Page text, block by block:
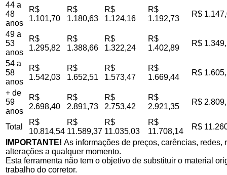
44 a
48
anos
R$
1.101,70
R$
1.180,63
R$
1.124,16
R$
1.192,73
R$
49 a
53
anos
R$
1.295,82
R$
1.388,66
R$
1.322,24
R$
1.402,89
R$
54 a
58
anos
R$
1.542,03
R$
1.652,51
R$
1.573,47
R$
1.669,44
R$
+ de
59
anos
R$
2.698,40
R$
2.891,73
R$
2.753,42
R$
2.921,35
R$
Total
R$
10.814,54
R$
11.589,37
R$
11.035,03
R$
11.708,14
R$
IMPORTANTE! As informações de preços, carências,
alterações a qualquer momento.
Esta ferramenta não tem o objetivo de substituir o material
trabalho do corretor.